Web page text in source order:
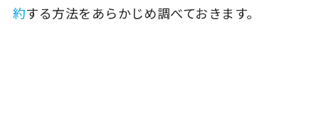
約する方法をあらかじめ調べておきます。